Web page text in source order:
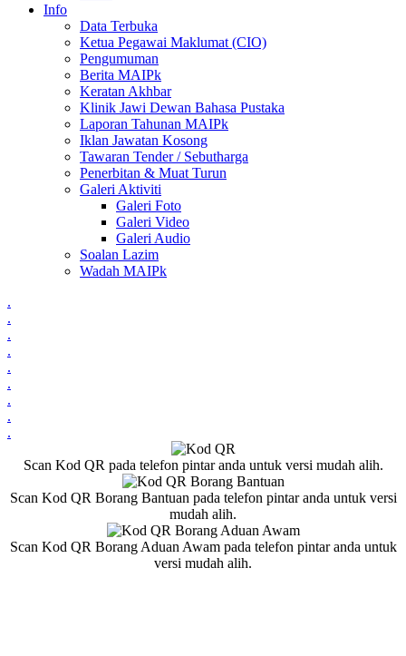
Info
Data Terbuka
Ketua Pegawai Maklumat (CIO)
Pengumuman
Berita MAIPk
Keratan Akhbar
Klinik Jawi Dewan Bahasa Pustaka
Laporan Tahunan MAIPk
Iklan Jawatan Kosong
Tawaran Tender / Sebutharga
Penerbitan & Muat Turun
Galeri Aktiviti
Galeri Foto
Galeri Video
Galeri Audio
Soalan Lazim
Wadah MAIPk
.
.
.
.
.
.
.
.
.
Scan Kod QR pada telefon pintar anda untuk versi mudah alih.
Scan Kod QR Borang Bantuan pada telefon pintar anda untuk versi
mudah alih.
Scan Kod QR Borang Aduan Awam pada telefon pintar anda untuk
versi mudah alih.